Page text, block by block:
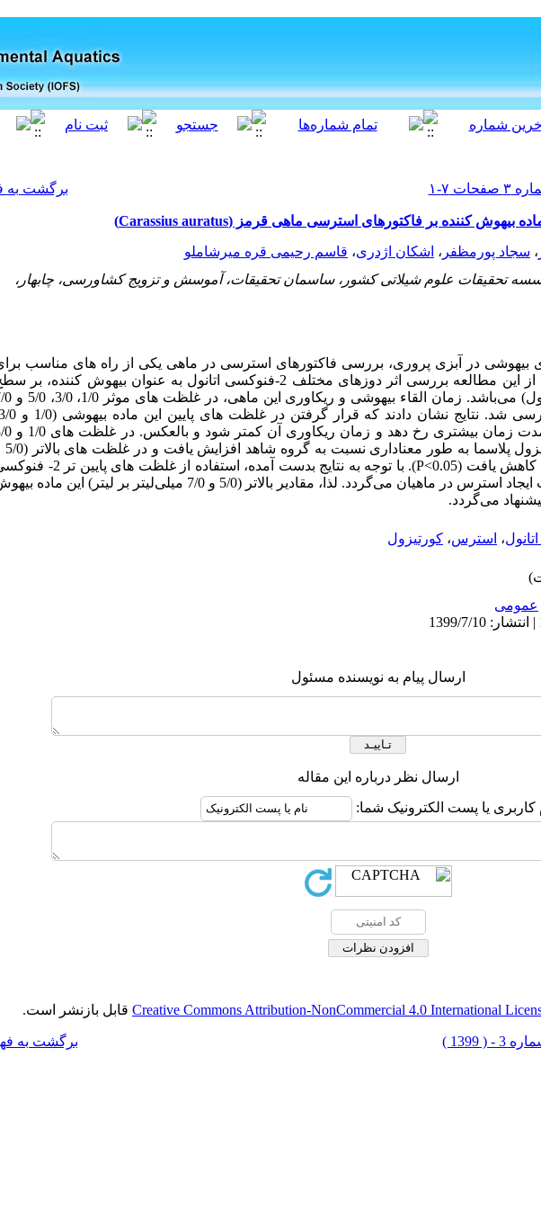
برگشت به
، سجاد پورمظفر ، اشکان اژدری، قاسم رحیمی قره میرشاملو
تحقیقات علوم شیلاتی کشور، ساسمان تحقیقات، آموسش و تزویج کشاورسی، چابهار،
بیهوشی در آبزی پروری، بررسی فاکتورهای استرسی در ماهی یکی از راه های مناسب
شناسایی اثرات جانبی آنها است. هدف از این مطالعه بررسی اثر دوزهای مختلف 2-فنوکسی اتانول به عنوان بیهوش کننده، بر
میباشد. زمان القاء بیهوشی و ریکاوری این ماهی، در غلظت های موثر 1/0، 3/0، 5/0
و
زمان بیشتری رخ دهد و زمان ریکاوری آن کمتر شود و بالعکس. در غلظت های 1/0
و
پلاسما به طور معناداری نسبت به گروه شاهد افزایش یافت و در غلظت
(
P<0.05
). با توجه به نتایج بدست آمده،
استفاده از غلظت های پایین تر 2-
گردد. لذا، مقادیر بالاتر (5/0 و 7/0 میلی‌لیتر بر لیتر) این ماده
میگردد.
، استرس، کورتیزول
عمومى
ارسال پیام به نویسنده مسئول
ارسال نظر درباره این مقاله
کاربری یا پست الکترونیک شما:
Creative Commons Attribution-NonCommercial 4.0 International قابل بازنشر است.
برگشت به